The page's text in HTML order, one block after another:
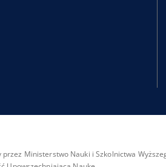
Ministerstwo Nauki i Szkolnictwa